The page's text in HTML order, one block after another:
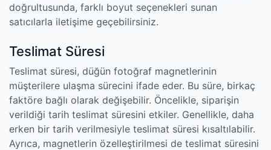
doğrultusunda, farklı boyut seçenekleri sunan
satıcılarla iletişime geçebilirsiniz.
Teslimat Süresi
Teslimat süresi, düğün fotoğraf magnetlerinin
müşterilere ulaşma sürecini ifade eder. Bu süre, birkaç
faktöre bağlı olarak değişebilir. Öncelikle, siparişin
verildiği tarih teslimat süresini etkiler. Genellikle, daha
erken bir tarih verilmesiyle teslimat süresi kısaltılabilir.
Ayrıca, magnetlerin özelleştirilmesi de teslimat süresini